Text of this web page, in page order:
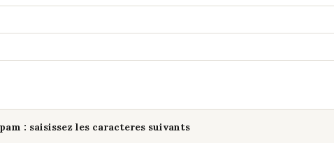
: saisissez les caracteres suivants